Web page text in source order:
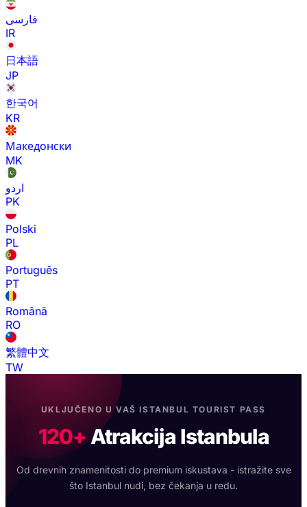
فارسی
IR
日本語
JP
한국어
KR
Македонски
MK
اردو
PK
Polski
PL
Português
PT
Română
RO
繁體中文
TW
UKLJUČENO U VAŠ ISTANBUL TOURIST PASS
120+Atrakcija Istanbula
Od drevnih znamenitosti do premium iskustava - istražite sve
što Istanbul nudi, bez čekanja u redu.